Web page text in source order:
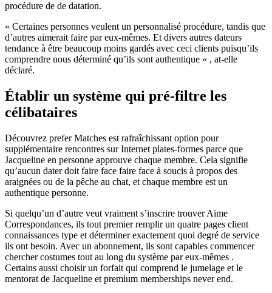
procédure de de datation.
« Certaines personnes veulent un personnalisé procédure, tandis que
d’autres aimerait faire par eux-mêmes. Et divers autres dateurs
tendance à être beaucoup moins gardés avec ceci clients puisqu’ils
comprendre nous déterminé qu’ils sont authentique « , at-elle
déclaré.
Établir un système qui pré-filtre les
célibataires
Découvrez prefer Matches est rafraîchissant option pour
supplémentaire rencontres sur Internet plates-formes parce que
Jacqueline en personne approuve chaque membre. Cela signifie
qu’aucun dater doit faire face faire face à soucis à propos des
araignées ou de la pêche au chat, et chaque membre est un
authentique personne.
Si quelqu’un d’autre veut vraiment s’inscrire trouver Aime
Correspondances, ils tout premier remplir un quatre pages client
connaissances type et déterminer exactement quoi degré de service
ils ont besoin. Avec un abonnement, ils sont capables commencer
chercher costumes tout au long du système par eux-mêmes .
Certains aussi choisir un forfait qui comprend le jumelage et le
mentorat de Jacqueline et premium memberships never end.